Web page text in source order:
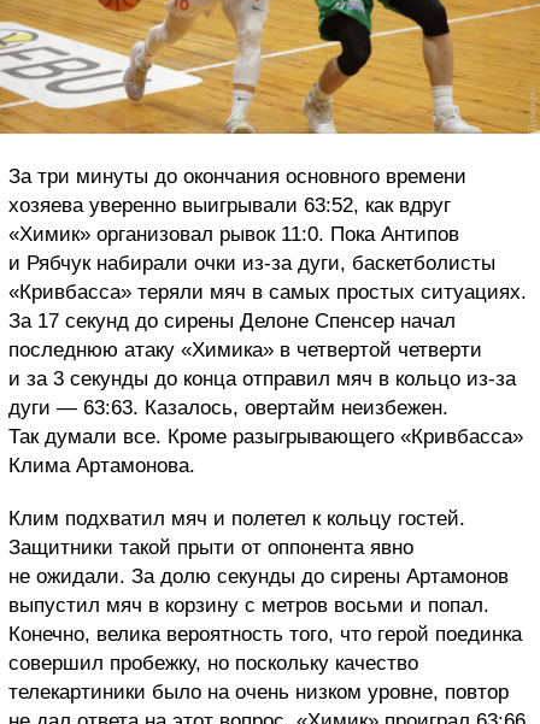
За три минуты до окончания основного времени
хозяева уверенно выигрывали 63:52, как вдруг
«Химик» организовал рывок 11:0. Пока Антипов
и Рябчук набирали очки из-за дуги, баскетболисты
«Кривбасса» теряли мяч в самых простых ситуациях.
За 17 секунд до сирены Делоне Спенсер начал
последнюю атаку «Химика» в четвертой четверти
и за 3 секунды до конца отправил мяч в кольцо из-за
дуги — 63:63. Казалось, овертайм неизбежен.
Так думали все. Кроме разыгрывающего «Кривбасса»
Клима Артамонова.
Клим подхватил мяч и полетел к кольцу гостей.
Защитники такой прыти от оппонента явно
не ожидали. За долю секунды до сирены Артамонов
выпустил мяч в корзину с метров восьми и попал.
Конечно, велика вероятность того, что герой поединка
совершил пробежку, но поскольку качество
телекартиники было на очень низком уровне, повтор